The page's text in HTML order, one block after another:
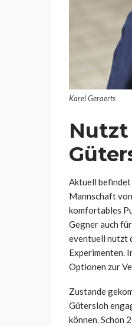
Karel Geraerts
Nutzt
Aktuell befindet
Mannschaft
komfortables
Gegner auch
eventuell nutzt
Experimenten.
Optionen zur
Zustande
Gütersloh
können. Schon